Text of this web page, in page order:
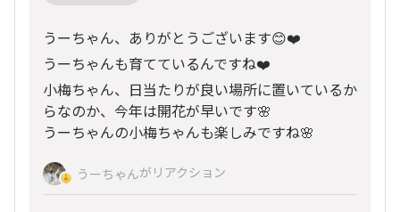
うーちゃん、ありがとうございます😊❤️
うーちゃんも育てているんですね❤️
小梅ちゃん、日当たりが良い場所に置いているか
らなのか、今年は開花が早いです🌸
うーちゃんの小梅ちゃんも楽しみですね🌸
うーちゃんがリアクション